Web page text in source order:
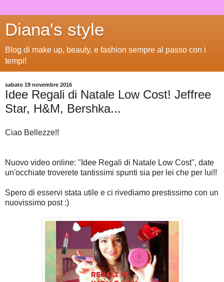
Diana's style
Blog di make up, beauty, e fashion sempre al passo con i
tempi!
sabato 19 novembre 2016
Idee Regali di Natale Low Cost! Jeffree
Star, H&M, Bershka...
Ciao Bellezze!!
Nuovo video online: "Idee Regali di Natale Low Cost", date
un'occhiate troverete tantissimi spunti sia per lei che per lui!!
Spero di esservi stata utile e ci rivediamo prestissimo con un
nuovissimo post :)